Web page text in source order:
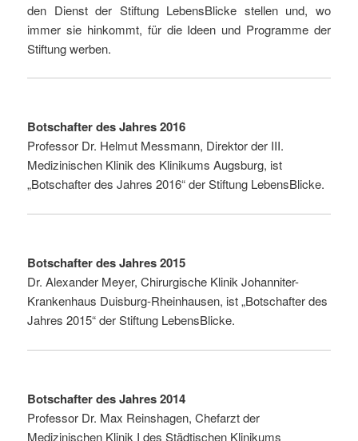
den Dienst der Stiftung LebensBlicke stellen und, wo
immer sie hinkommt, für die Ideen und Programme der
Stiftung werben.
Botschafter des Jahres 2016
Professor Dr. Helmut Messmann, Direktor der III.
Medizinischen Klinik des Klinikums Augsburg, ist
„Botschafter des Jahres 2016“ der Stiftung LebensBlicke.
Botschafter des Jahres 2015
Dr. Alexander Meyer, Chirurgische Klinik Johanniter-
Krankenhaus Duisburg-Rheinhausen, ist „Botschafter des
Jahres 2015“ der Stiftung LebensBlicke.
Botschafter des Jahres 2014
Professor Dr. Max Reinshagen, Chefarzt der
Medizinischen Klinik I des Städtischen Klinikums